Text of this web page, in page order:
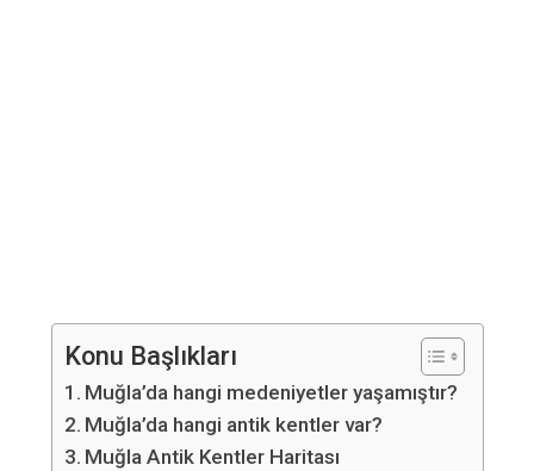
Konu Başlıkları
Muğla’da hangi medeniyetler yaşamıştır?
Muğla’da hangi antik kentler var?
Muğla Antik Kentler Haritası